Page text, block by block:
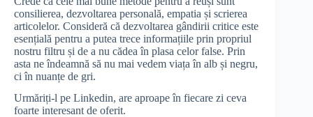
consilierea, dezvoltarea personală, empatia și scrierea
articolelor. Consideră că dezvoltarea gândirii critice este
esențială pentru a putea trece informațiile prin propriul
nostru filtru și de a nu cădea în plasa celor false. Prin
asta ne îndeamnă să nu mai vedem viața în alb și negru,
ci în nuanțe de gri.
Urmăriți-l pe Linkedin, are aproape în fiecare zi ceva
foarte interesant de oferit.